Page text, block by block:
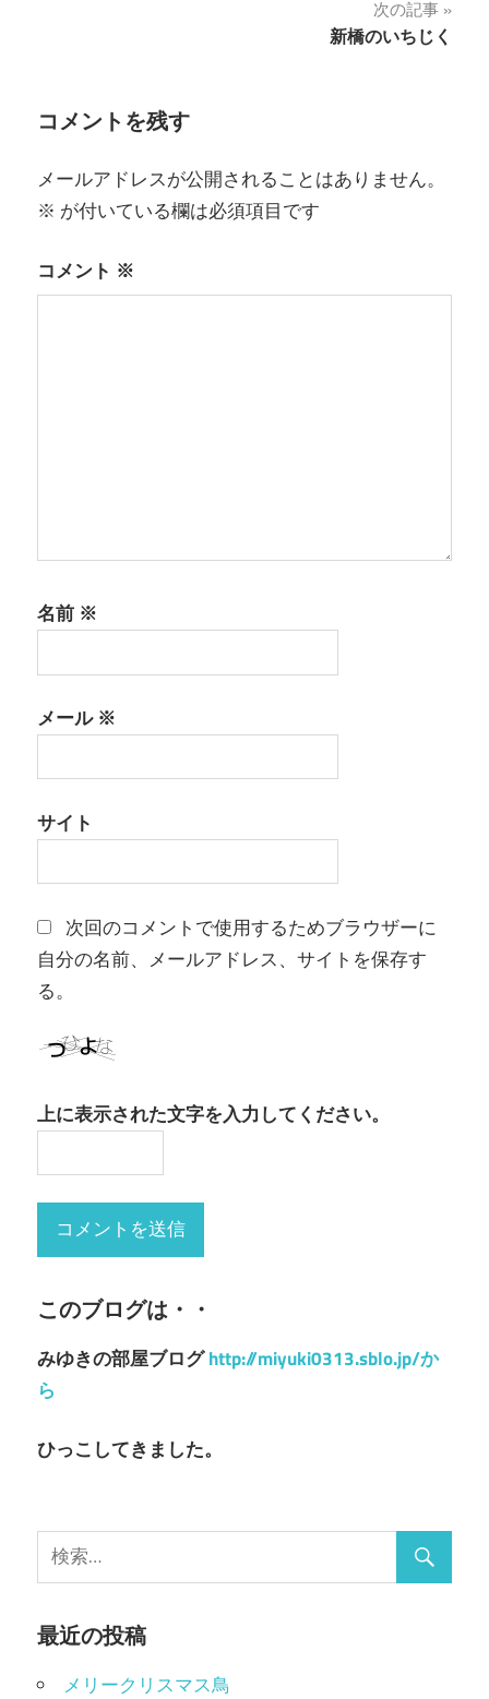
ゲ
ー
シ
ン
次の記事
新橋のいちじく
コメントを残す
メールアドレスが公開されることはありません。
※ が付いている欄は必須項目です
コメント ※
名前 ※
メール※
サイト
次回のコメントで使用するためブラウザーに
自分の名前、メールアドレス、サイトを保存す
る。
上に表示された文字を入力してください。
このブログは・・
みゆきの部屋ブログhttp://miyuki0313.sblo.jp/か
ら
ひっこしてきました。
最近の投稿
メリークリスマス鳥